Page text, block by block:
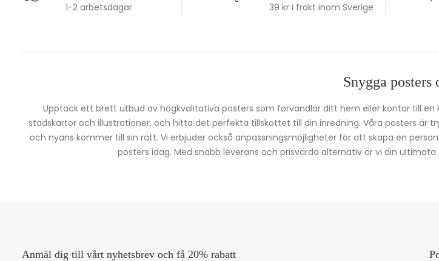
1-2 arbetsdagar 39 kr i frakt inom Sverige
Snygga posters
Upptäck ett brett utbud av högkvalitativa posters som förvandlar ditt hem eller kontor till en
stadskartor och illustrationer, och hitta det perfekta tillskottet till din inredning. Våra posters
och nyans kommer till sin rätt. Vi erbjuder också anpassningsmöjligheter för att skapa en
posters idag. Med snabb leverans och prisvärda alternativ är vi din
Anmäl dig till vårt nyhetsbrev och få 20% rabatt